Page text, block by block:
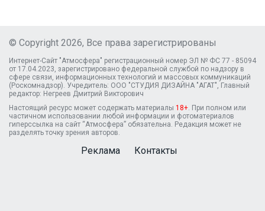
© Copyright 2026, Все права зарегистрированы
Интернет-Сайт "Атмосфера" регистрационный номер ЭЛ № ФС 77 - 85094
от 17.04.2023, зарегистрировано федеральной службой по надзору в
сфере связи, информационных технологий и массовых коммуникаций
(Роскомнадзор). Учредитель: ООО "СТУДИЯ ДИЗАЙНА "АГАТ", Главный
редактор: Негреев Дмитрий Викторович
Настоящий ресурс может содержать материалы 18+ . При полном или
частичном использовании любой информации и фотоматериалов
гиперссылка на сайт “Атмосфера” обязательна. Редакция может не
разделять точку зрения авторов.
Реклама Контакты